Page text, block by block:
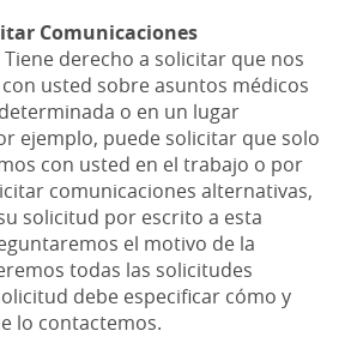
Comunicaciones
Tiene derecho a solicitar que nos
usted sobre asuntos médicos
o en un lugar
ejemplo, puede solicitar que solo
con usted en el trabajo o por
comunicaciones alternativas,
solicitud por escrito a esta
el motivo de la
todas las solicitudes
debe especificar cómo y
lo contactemos.